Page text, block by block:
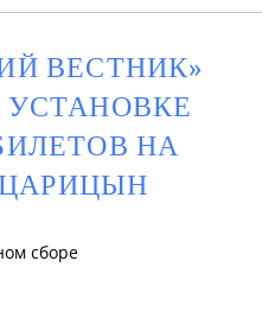
ВЕСТНИК»
НА
сборе